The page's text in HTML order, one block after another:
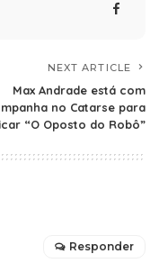
NEXT ARTICLE
Max Andrade está com
no Catarse para
“O Oposto do Robô”
Responder